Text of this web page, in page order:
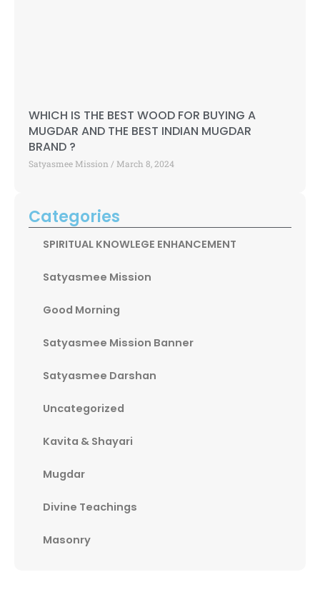
WHICH IS THE BEST WOOD FOR BUYING A
MUGDAR AND THE BEST INDIAN MUGDAR
BRAND ?
Satyasmee Mission March 8, 2024
Categories
SPIRITUAL KNOWLEGE ENHANCEMENT
Satyasmee Mission
Good Morning
Satyasmee Mission Banner
Satyasmee Darshan
Uncategorized
Kavita & Shayari
Mugdar
Divine Teachings
Masonry